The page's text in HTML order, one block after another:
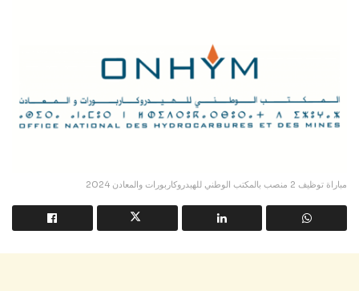
مباراة توظيف 2 منصب بالمكتب الوطني للهيدروكاربورات والمعادن 2024